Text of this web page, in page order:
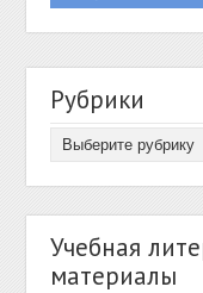
Рубрики
Учебная
материалы